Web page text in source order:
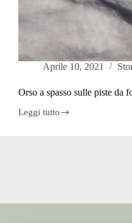
Aprile 10, 2021
Orso a spasso sulle piste da
Leggi tutto
Orso